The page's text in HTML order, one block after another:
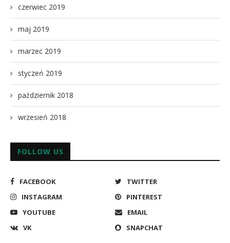
czerwiec 2019
maj 2019
marzec 2019
styczeń 2019
październik 2018
wrzesień 2018
FOLLOW US
FACEBOOK
TWITTER
INSTAGRAM
PINTEREST
YOUTUBE
EMAIL
VK
SNAPCHAT